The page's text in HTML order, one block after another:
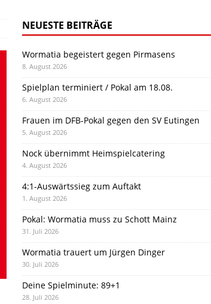
NEUESTE BEITRÄGE
Wormatia begeistert gegen Pirmasens
8. August 2026
Spielplan terminiert / Pokal am 18.08.
6. August 2026
Frauen im DFB-Pokal gegen den SV Eutingen
5. August 2026
Nock übernimmt Heimspielcatering
4. August 2026
4:1-Auswärtssieg zum Auftakt
1. August 2026
Pokal: Wormatia muss zu Schott Mainz
31. Juli 2026
Wormatia trauert um Jürgen Dinger
30. Juli 2026
Deine Spielminute: 89+1
28. Juli 2026